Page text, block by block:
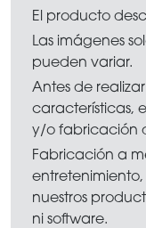
El producto
Las imágenes
pueden variar.
Antes de
características,
y/o fabricación
Fabricación a
nuestros
ni software.